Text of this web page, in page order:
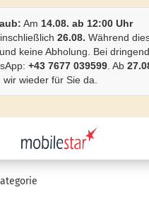
Am 14.08. ab 12:00 Uhr
26.08. Während
keine Abholung. Bei
+43 7677 039599 . Ab
wir wieder für Sie da.